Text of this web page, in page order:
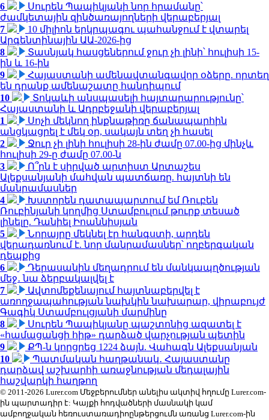
6
Սուրեն Պապիկյանի նոր հրամանը՝
ժամկետային զինծառայողների վերաբերյալ
7
10 միլիոն երկրպագու պահանջում է վտարել
Արգենտինային ԱԱ-2026-ից
8
Տասնյակ հասցեներում ջուր չի լինի՝ հուլիսի 15-
ին և 16-ին
9
Հայաստանի ամենավտանգավոր օձերը. որտեղ
են դրանք ամենաշատը հանդիպում
10
Տոկաևի անսպասելի հայտարարությունը՝
Հայաստանի և Ադրբեջանի վերաբերյալ
1
Սոչի մեկնող ինքնաթիռը ճանապարհին
անցկացրել է մեկ օր, սակայն տեղ չի հասել
2
Ջուր չի լինի հուլիսի 28-ին ժամը 07.00-ից մինչև
հուլիսի 29-ը ժամը 07.00-ն
3
Ո՞րն է սիրված արտիստ Արտաշես
Ալեքսանյանի մահվան պատճառը. հայտնի են
մանրամասներ
4
Խստորեն դատապարտում եմ Ռուբեն
Ռուբինյանի կողմից Ստամբուլում թուրք տեսած
լինելը. Դանիել Իոաննիսյան
5
Նորայրը մեկնել էր հանգստի, արդեն
վերադառնում է. նոր մանրամասներ՝ ողբերգական
դեպքից
6
Դերասանին մեղադրում են մանկապղծության
մեջ․ նա ձերբակալվել է
7
Ավտոմեքենայում հայտնաբերվել է
առողջապահության նախկին նախարար, վիրաբույժ
Գագիկ Ստամբուլցյանի մարմինը
8
Սուրեն Պապիկյանը պաշտոնից ազատել է
«համացանցի հիթ» դարձած վարչության պետին
9
ՔՊ-ն կորցրեց 1224 ձայն. Վահագն Ալեքսանյան
10
Պատմական հաղթանակ․ Հայաստանը
դարձավ աշխարհի առաջնության մեդալային
հաշվարկի հաղթող
© 2011-2026 Lurer.com Մեջբերումներ անելիս ակտիվ հղումը Lurer.com-
ին պարտադիր է: Կայքի հոդվածների մասնակի կամ
ամբողջական հեռուստառադիոընթերցումն առանց Lurer.com-ին